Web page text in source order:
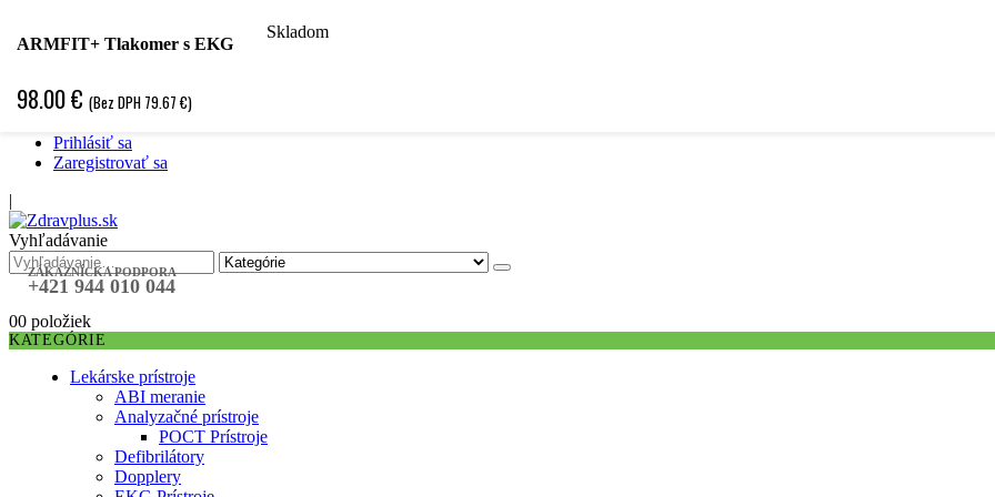
Hľadať podľa špecializácie
Špecifická objednávka
Prihlásiť sa
Zaregistrovať sa
|
Vyhľadávanie
ZÁKAZNÍCKA PODPORA
+421 944 010 044
00 položiek
KATEGÓRIE
Lekárske prístroje
ABI meranie
Analyzačné prístroje
POCT Prístroje
Defibrilátory
Dopplery
ARMFIT+ Tlakomer s EKG
98.00€ (Bez DPH 79.67€)
Skladom